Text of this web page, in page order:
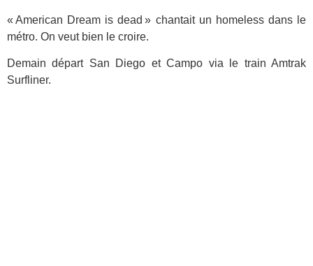
« American Dream is dead » chantait un homeless dans le
métro. On veut bien le croire.
Demain départ San Diego et Campo via le train Amtrak
Surfliner.